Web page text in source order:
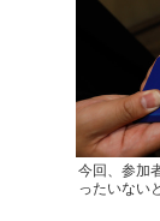
今回、参加
ったいない